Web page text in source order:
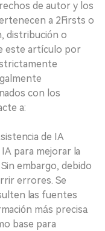
de autor y los
a 2Firsts o
distribución o
este artículo por
con los
a:
de IA
para mejorar la
embargo, debido
errores. Se
las fuentes
más precisa.
base para